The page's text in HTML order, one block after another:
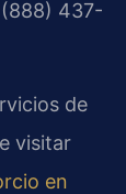
(888) 437-
de
visitar
en